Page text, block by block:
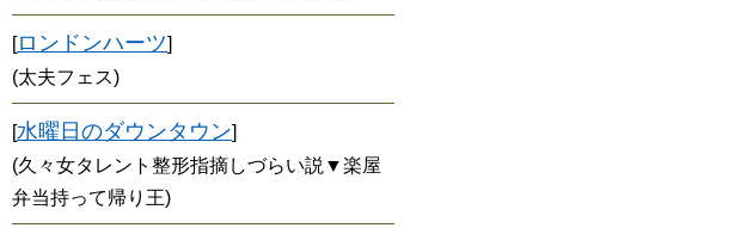
[ロンドンハーツ]
(太夫フェス)
[水曜日のダウンタウン]
(久々女タレント整形指摘しづらい説▼楽屋
弁当持って帰り王)